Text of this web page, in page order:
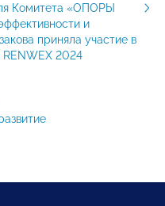
Комитета «ОПОРЫ
и
приняла участие в
2024